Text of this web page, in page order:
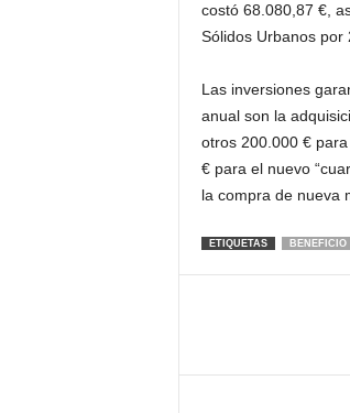
costó 68.080,87 €,
Sólidos Urbanos por
Las inversiones
anual son la
otros 200.000 €
€ para el nuevo
la compra de nueva
ETIQUETAS BENEFICIO